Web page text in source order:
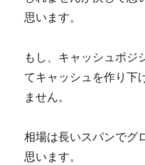
思います。
もし、キャッシュポジ
てキャッシュを作り下
ません。
相場は長いスパンでグ
思います。